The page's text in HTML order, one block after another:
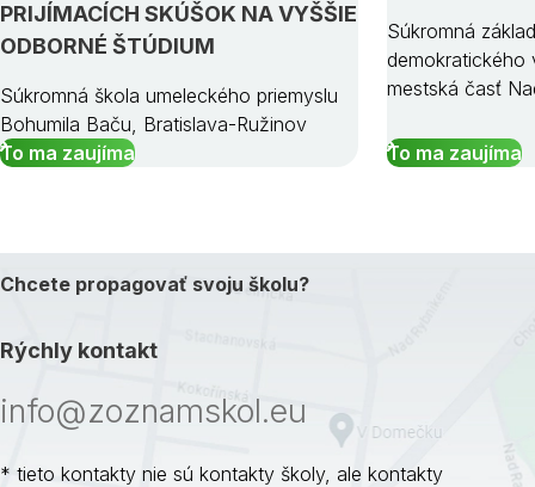
PRIJÍMACÍCH SKÚŠOK NA VYŠŠIE
ODBORNÉ ŠTÚDIUM
Súkromná škola umeleckého priemyslu
Bohumila Baču, Bratislava-Ružinov
To ma zaujíma
Súkromná
demokratického
mestská časť
To ma zaujíma
Chcete propagovať svoju školu?
Rýchly kontakt
info@zoznamskol.eu
* tieto kontakty nie sú kontakty školy, ale kontakty